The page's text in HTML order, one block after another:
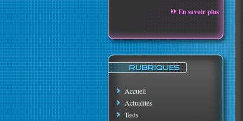
En savoir plus
Accueil
Actualités
Tests